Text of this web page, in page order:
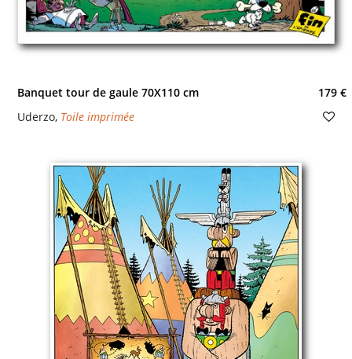
Banquet tour de gaule 70X110 cm
179 €
Uderzo, Toile imprimée